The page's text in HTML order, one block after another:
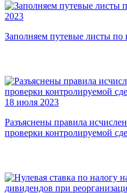
2023
Заполняем путевые листы
18 июля 2023
Разъяснены правила
проверки контролируемой